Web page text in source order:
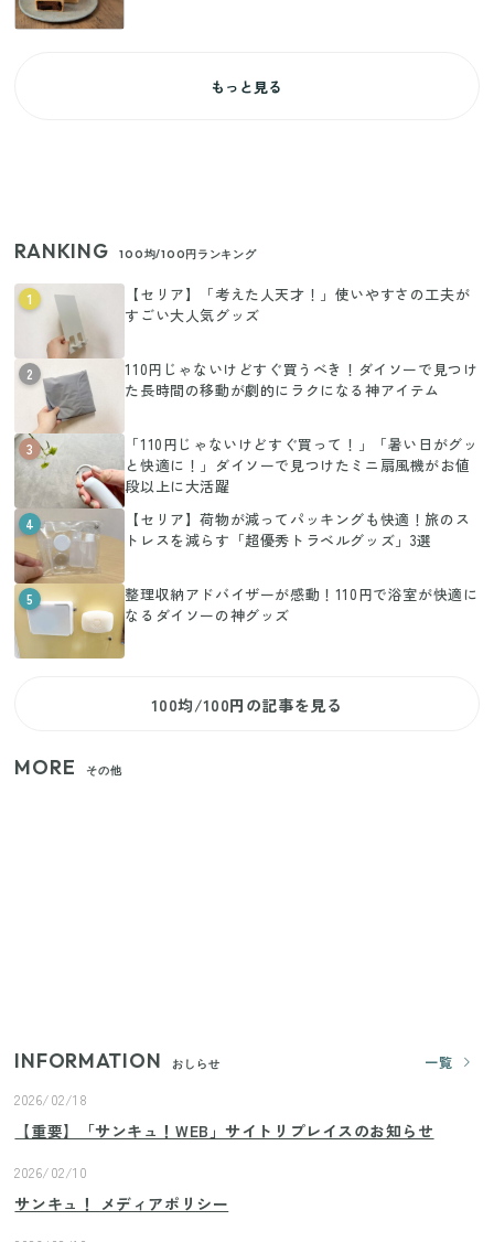
もっと見る
RANKING 100均/100円ランキング
1
【セリア】「考えた人天才！」使いやすさの工夫が
すごい大人気グッズ
2
110円じゃないけどすぐ買うべき！ダイソーで見つけ
た長時間の移動が劇的にラクになる神アイテム
3
「110円じゃないけどすぐ買って！」「暑い日がグッ
と快適に！」ダイソーで見つけたミニ扇風機がお値
段以上に大活躍
4
【セリア】荷物が減ってパッキングも快適！旅のス
トレスを減らす「超優秀トラベルグッズ」3選
5
整理収納アドバイザーが感動！110円で浴室が快適に
なるダイソーの神グッズ
100均/100円の記事を見る
MORE その他
INFORMATION おしらせ
一覧
2026/02/18
【重要】「サンキュ！WEB」サイトリプレイスのお知らせ
2026/02/10
サンキュ！ メディアポリシー